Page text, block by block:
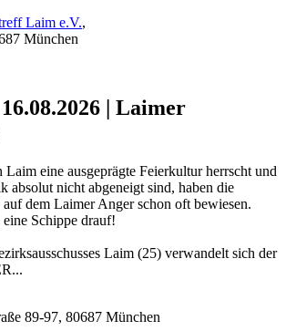
Laim e.V.,
München
| Laimer
eine ausgeprägte Feierkultur herrscht und
absolut nicht abgeneigt sind, haben die
auf dem Laimer Anger schon oft bewiesen.
Schippe drauf!
Laim (25) verwandelt sich der
89-97, 80687 München